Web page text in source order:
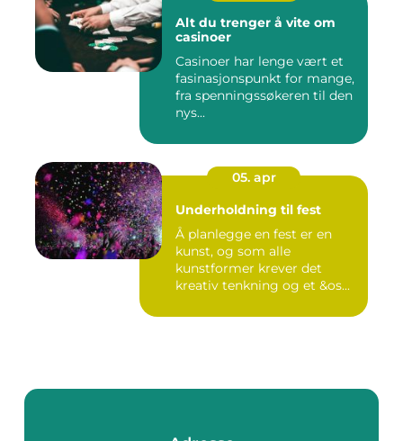
Alt du trenger å vite om
casinoer
Casinoer har lenge vært et
fasinasjonspunkt for mange,
fra spenningssøkeren til den
nys...
05. apr
Underholdning til fest
Å planlegge en fest er en
kunst, og som alle
kunstformer krever det
kreativ tenkning og et &os...